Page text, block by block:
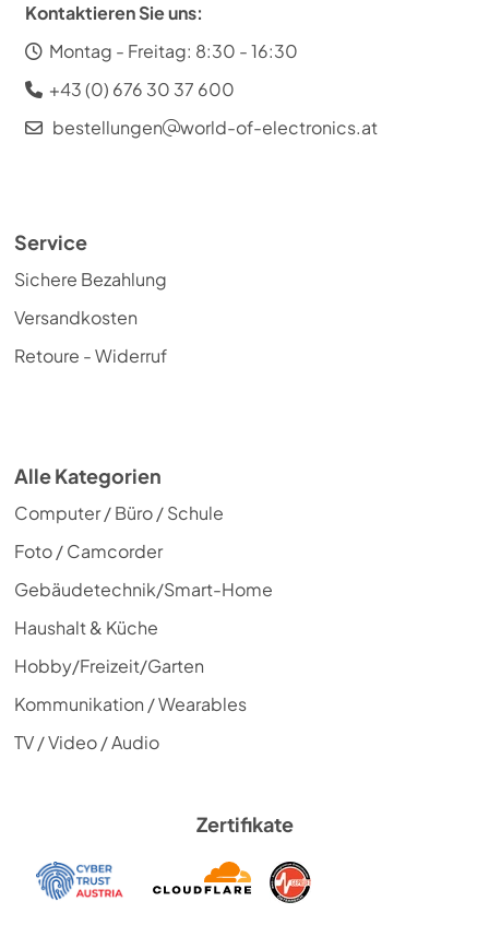
Kontaktieren Sie uns:
Montag - Freitag: 8:30 - 16:30
+43 (0) 676 30 37 600
bestellungen
world-of-electronics.at
Service
Sichere Bezahlung
Versandkosten
Retoure - Widerruf
Alle Kategorien
Computer / Büro / Schule
Foto / Camcorder
Gebäudetechnik/Smart-Home
Haushalt & Küche
Hobby/Freizeit/Garten
Kommunikation / Wearables
TV / Video / Audio
Zertifikate